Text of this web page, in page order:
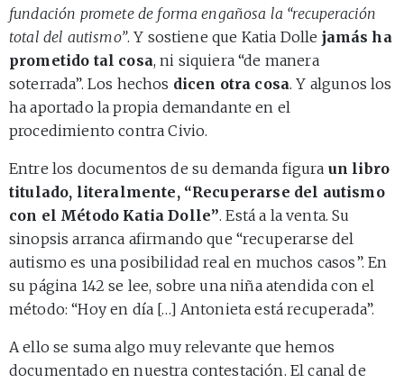
fundación promete de forma engañosa la “recuperación
total del autismo”. Y sostiene que Katia Dolle jamás ha
prometido tal cosa, ni siquiera “de manera
soterrada”. Los hechos dicen otra cosa. Y algunos los
ha aportado la propia demandante en el
procedimiento contra Civio.
Entre los documentos de su demanda figura un libro
titulado, literalmente, “Recuperarse del autismo
con el Método Katia Dolle”. Está a la venta. Su
sinopsis arranca afirmando que “recuperarse del
autismo es una posibilidad real en muchos casos”. En
su página 142 se lee, sobre una niña atendida con el
método: “Hoy en día […] Antonieta está recuperada”.
A ello se suma algo muy relevante que hemos
documentado en nuestra contestación. El canal de